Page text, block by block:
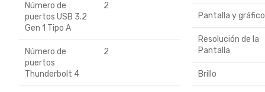
Número de
puertos USB 3.2
Gen 1 Tipo A
2
Número de
puertos
Thunderbolt 4
2
Pantalla y
Resolución de la
Pantalla
Brillo